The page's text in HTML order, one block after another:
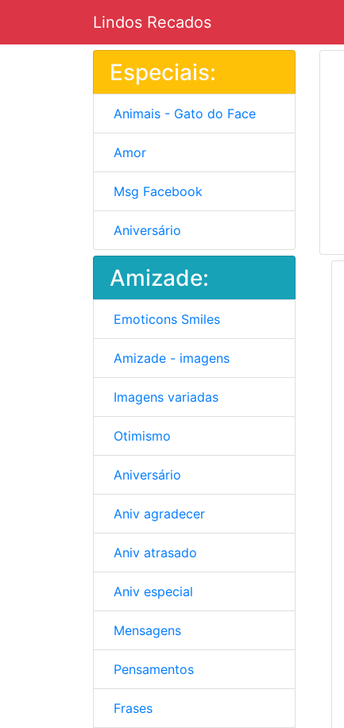
Lindos Recados
Especiais:
Animais - Gato do Face
Amor
Msg Facebook
Aniversário
Amizade:
Emoticons Smiles
Amizade - imagens
Imagens variadas
Otimismo
Aniversário
Aniv agradecer
Aniv atrasado
Aniv especial
Mensagens
Pensamentos
Frases